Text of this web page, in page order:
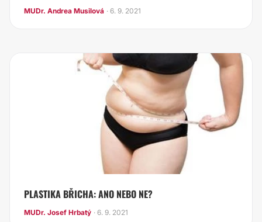
MUDr. Andrea Musilová · 6. 9. 2021
PLASTIKA BŘICHA: ANO NEBO NE?
MUDr. Josef Hrbatý · 6. 9. 2021